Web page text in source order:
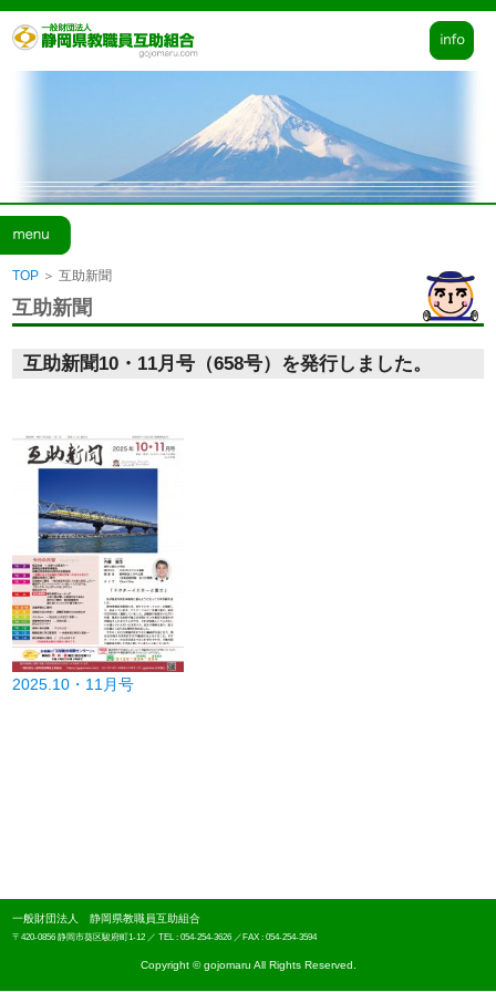
お問い合せ
TOP ＞ 互助新聞
互助新聞
互助新聞10・11月号（658号）を発行しました。
2025.10・11月号
一般財団法人 静岡県教職員互助組合
〒420-0856 静岡市葵区駿府町1-12 ／ TEL : 054-254-3626 ／FAX : 054-254-3594
Copyright © gojomaru All Rights Reserved.